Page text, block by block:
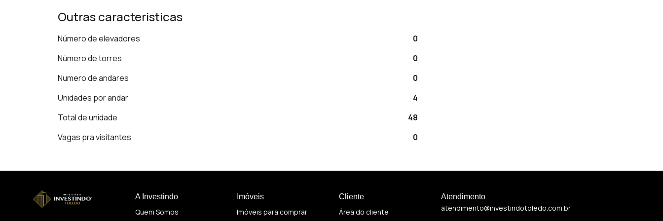
Outras caracteristicas
Número de elevadores
0
Número de torres
0
Numero de andares
0
Unidades por andar
4
Total de unidade
48
Vagas pra visitantes
0
A Investindo
Quem Somos
Imóveis
Imóveis para comprar
Cliente
Área do cliente
Atendimento
atendimento@investindotoledo.com.br